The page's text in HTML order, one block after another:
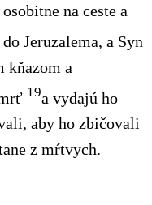
na ceste a
Jeruzalema, a Syn
kňazom a
19a vydajú ho
aby ho zbičovali
z mŕtvych.